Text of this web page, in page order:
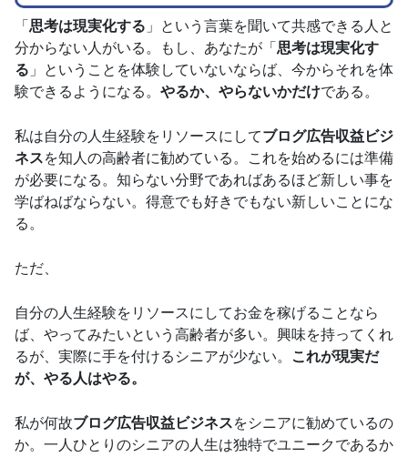
「 思考は現実化する 」という言葉を聞いて共感できる人と
分からない人がいる。もし、あなたが「 思考は現実化す
る 」ということを体験していないならば、今からそれを体
験できるようになる。 やるか、やらないかだけである。
私は自分の人生経験をリソースにしてブログ広告収益ビジ
ネスを知人の高齢者に勧めている。これを始めるには準備
が必要になる。知らない分野であればあるほど新しい事を
学ばねばならない。得意でも好きでもない新しいことにな
る。
ただ、
自分の人生経験をリソースにしてお金を稼げることなら
ば、やってみたいという高齢者が多い。興味を持ってくれ
るが、実際に手を付けるシニアが少ない。
これが現実だ
が、やる人はやる。
私が何故ブログ広告収益ビジネスをシニアに勧めているの
か。一人ひとりのシニアの人生は独特でユニークであるか